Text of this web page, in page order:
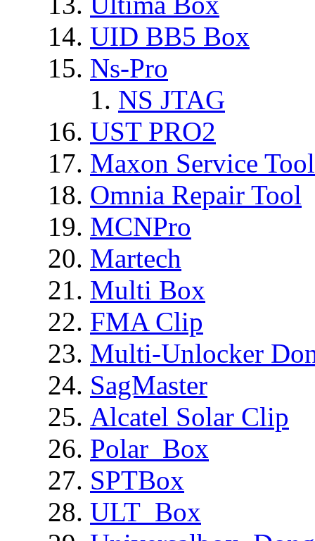
UID BB5 Box
Ns-Pro
NS JTAG
UST PRO2
Maxon Service
Omnia Repair Tool
MCNPro
Martech
Multi Box
FMA Clip
Multi-Unlocker
SagMaster
Alcatel Solar Clip
Polar_Box
SPTBox
ULT_Box